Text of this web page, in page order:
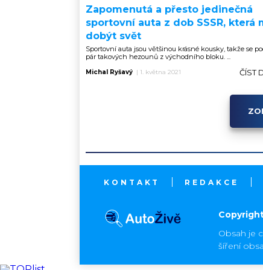
Zapomenutá a přesto jedinečná
sportovní auta z dob SSSR, která
dobýt svět
Sportovní auta jsou většinou krásné kousky, takže se
pár takových hezounů z východního bloku. ...
Michal Ryšavý | 1. května 2021 ČÍST
KONTAKT REDAKCE
Obsah je
šíření